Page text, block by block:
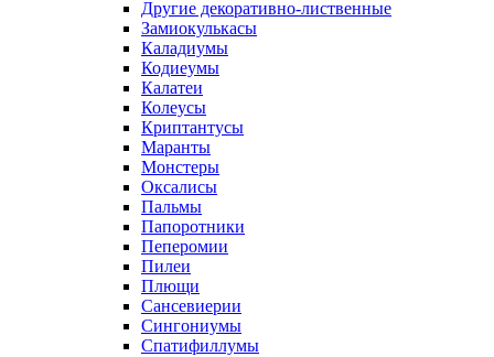
Другие декоративно-лиственные
Замиокулькасы
Каладиумы
Кодиеумы
Калатеи
Колеусы
Криптантусы
Маранты
Монстеры
Оксалисы
Пальмы
Папоротники
Пеперомии
Пилеи
Плющи
Сансевиерии
Сингониумы
Спатифиллумы